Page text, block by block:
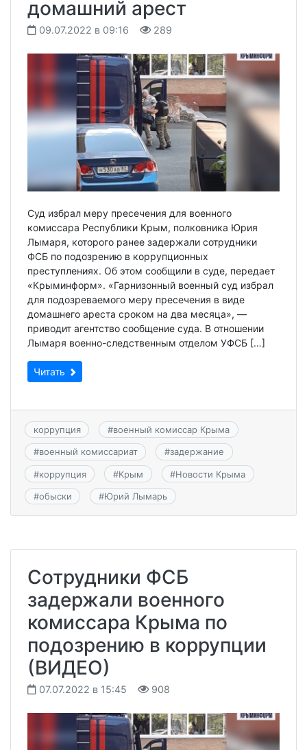
домашний арест
09.07.2022 в 09:16 289
Суд избрал меру пресечения для военного
комиссара Республики Крым, полковника Юрия
Лымаря, которого ранее задержали сотрудники
ФСБ по подозрению в коррупционных
преступлениях. Об этом сообщили в суде, передает
«Крыминформ». «Гарнизонный военный суд избрал
для подозреваемого меру пресечения в виде
домашнего ареста сроком на два месяца», —
приводит агентство сообщение суда. В отношении
Лымаря военно-следственным отделом УФСБ […]
Читать
коррупция #военный комиссар Крыма
#военный комиссариат #задержание
#коррупция #Крым #Новости Крыма
#обыски #Юрий Лымарь
Сотрудники ФСБ
задержали военного
комиссара Крыма по
подозрению в коррупции
(ВИДЕО)
07.07.2022 в 15:45 908